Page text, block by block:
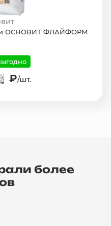
ОСНОВИТ ФЛАЙФОРМ
₽/шт.
более